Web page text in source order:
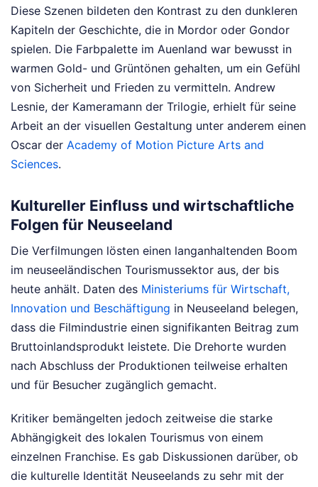
Diese Szenen bildeten den Kontrast zu den dunkleren
Kapiteln der Geschichte, die in Mordor oder Gondor
spielen. Die Farbpalette im Auenland war bewusst in
warmen Gold- und Grüntönen gehalten, um ein Gefühl
von Sicherheit und Frieden zu vermitteln. Andrew
Lesnie, der Kameramann der Trilogie, erhielt für seine
Arbeit an der visuellen Gestaltung unter anderem einen
Oscar der Academy of Motion Picture Arts and
Sciences.
Kultureller Einfluss und wirtschaftliche
Folgen für Neuseeland
Die Verfilmungen lösten einen langanhaltenden Boom
im neuseeländischen Tourismussektor aus, der bis
heute anhält. Daten des Ministeriums für Wirtschaft,
Innovation und Beschäftigung in Neuseeland belegen,
dass die Filmindustrie einen signifikanten Beitrag zum
Bruttoinlandsprodukt leistete. Die Drehorte wurden
nach Abschluss der Produktionen teilweise erhalten
und für Besucher zugänglich gemacht.
Kritiker bemängelten jedoch zeitweise die starke
Abhängigkeit des lokalen Tourismus von einem
einzelnen Franchise. Es gab Diskussionen darüber, ob
die kulturelle Identität Neuseelands zu sehr mit der